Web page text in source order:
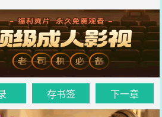
存书签 下一章